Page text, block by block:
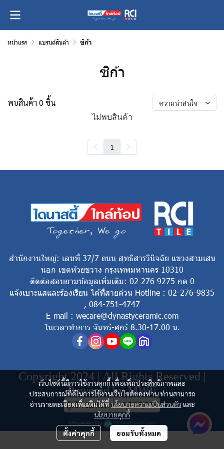
หน้าแรก แบรนด์สินค้า ซิก้า
ซิก้า
พบสินค้า 0 ชิ้น ความน่าสนใจ
ไม่พบสินค้า
1
เว็บไซต์นี้มีการใช้งานคุกกี้ เพื่อเพิ่มประสิทธิภาพและ
ประสบการณ์ที่ดีในการใช้งานเว็บไซต์ของท่าน ท่านสามารถ
อ่านรายละเอียดเพิ่มเติมได้ที่นโยบายความเป็นส่วนตัว และ
นโยบายคุกกี้
ตั้งค่าคุกกี้ ยอมรับทั้งหมด
สำนักงานใหญ่: เลขที่ 37/7 ถนน สุทธิสารวินิจฉัย แขวงสามเสน
นอก เขตห้วยขวาง กรุงเทพมหานคร 10310
ติดต่อสอบถามข้อมูลเพิ่มเติม: 02 276 9275 กด 0
แจ้งเบาะแสและร้องเรียน ได้ที่สายด่วน Hotline : 02-276-9835
, 084-751-4747
E-mail : wecare@dynastyceramic.com
ในเวลาทำการ จันทร์-ศุกร์ 8.30-17.00 น.
Copyright 2024 | All Rights Reserved |
Powered by MWE
ผู้เข้าชมทั้งหมด1,326,016
Powered By MakeWebEasy